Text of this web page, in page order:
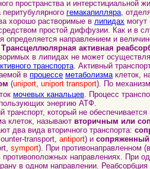
пространства и интерстициальной
гемакапилляра,
хорошо растворимые в липидах могут
простой диффузии. Как и в
определяется направлением и
Трансцеллюлярная активная
в липидах не может
транспорта. Активный
в процессе метаболизмаклеток,
(uniport, uniport transport). По
мочевых канальцев. Процесс
энергию АТФ.
который не
клеток, называют вторичным или
два вида вторичного транспорта:
transport, antiport) и
symport). При противонаправленном
направлениях. При
в одном направлении.